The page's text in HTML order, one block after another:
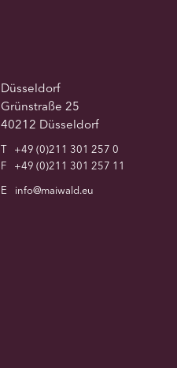
Düsseldorf
Grünstraße 25
40212 Düsseldorf
T
+49 (0)211 301 257 0
F
+49 (0)211 301 257 11
E
info@maiwald.eu